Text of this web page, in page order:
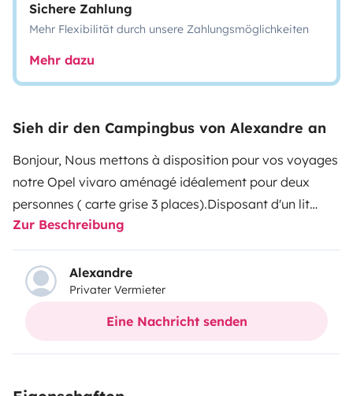
Sichere Zahlung
Mehr Flexibilität durch unsere Zahlungsmöglichkeiten
Mehr dazu
Sieh dir den Campingbus von Alexandre an
Bonjour, Nous mettons à disposition pour vos voyages
notre Opel vivaro aménagé idéalement pour deux
personnes ( carte grise 3 places).Disposant d'un lit
banquette de 120x180cm.
auxiliaire avec coupleur séparateur (de quoi faire
tourner notre glacière et recharger les téléphones).
terme d'équipements de camping, Decathlon est notre
ami, nous fournissons:nécessaire de cuisine, bouilloire,
de camping, table,Feu gazinière, toilettes sèches,
Zur Beschreibung
Alexandre
Privater Vermieter
Eine Nachricht senden